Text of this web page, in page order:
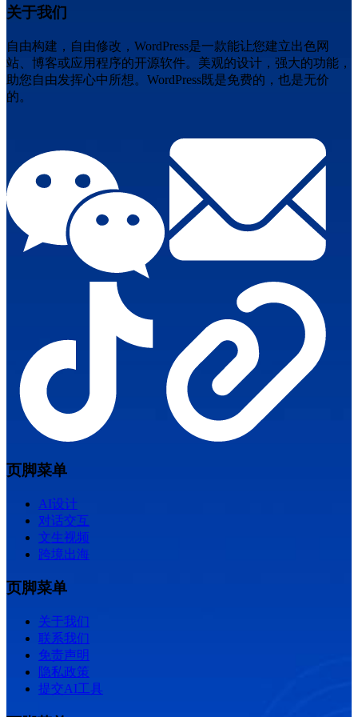
关于我们
自由构建，自由修改，WordPress是一款能让您建立出色网
站、博客或应用程序的开源软件。美观的设计，强大的功能，
助您自由发挥心中所想。WordPress既是免费的，也是无价
的。
页脚菜单
AI设计
对话交互
文生视频
跨境出海
页脚菜单
关于我们
联系我们
免责声明
隐私政策
提交AI工具